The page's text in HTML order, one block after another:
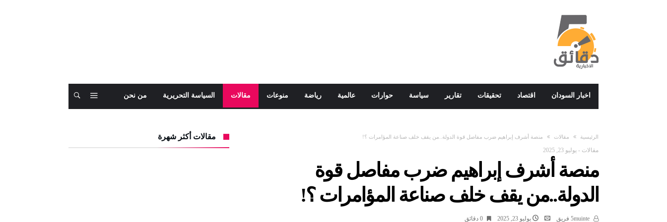
اخبار السودان اقتصاد تحقيقات تقارير سياسة حوارات عالمية رياضة منوعات مقالات السياسة التحريرية من نحن
‫الرئيسية‬ مقالات منصة أشرف إبراهيم ضرب مفاصل قوة الدولة..من يقف خلف صناعة المؤامرات ؟!
مقالات - يوليو 23, 2025
منصة أشرف إبراهيم ضرب مفاصل قوة
الدولة..من يقف خلف صناعة المؤامرات ؟!
يوليو 23, 2025 0 ‫دقائق‬
مقالات أكثر شهرة